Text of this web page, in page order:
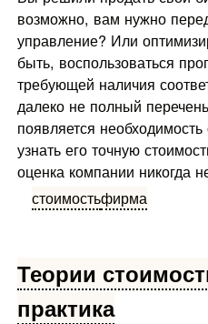
возможно, вам нужно
управление? Или
быть, воспользоваться
требующей наличия
далеко не полный
появляется
узнать его точную
оценка компании никогда
стоимостьфирма
Теории
практика